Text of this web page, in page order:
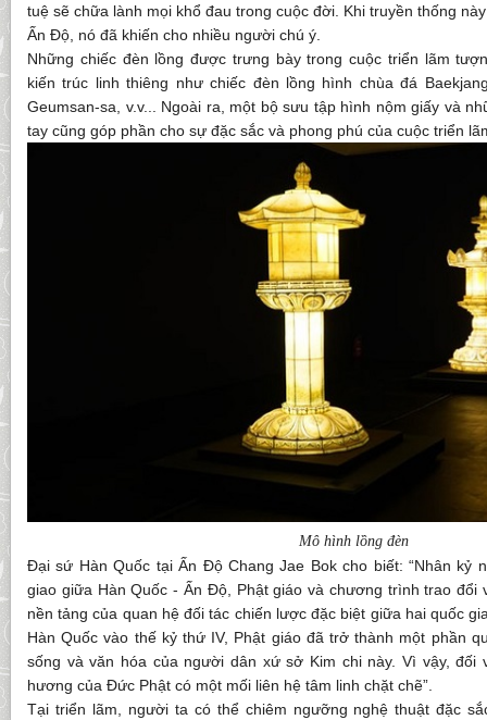
tuệ sẽ chữa lành mọi khổ đau trong cuộc đời. Khi truyền thống
Ấn Độ, nó đã khiến cho nhiều người chú ý.
Những chiếc đèn lồng được trưng bày trong cuộc triển lãm
kiến trúc linh thiêng như chiếc đèn lồng hình chùa đá
Geumsan-sa, v.v... Ngoài ra, một bộ sưu tập hình nộm giấy và
tay cũng góp phần cho sự đặc sắc và phong phú của cuộc triển
Mô hình lồng đèn
Đại sứ Hàn Quốc tại Ấn Độ Chang Jae Bok cho biết: “Nhân kỷ
giao giữa Hàn Quốc - Ấn Độ, Phật giáo và chương trình trao đổi
nền tảng của quan hệ đối tác chiến lược đặc biệt giữa hai quốc
Hàn Quốc vào thế kỷ thứ IV, Phật giáo đã trở thành một phần
sống và văn hóa của người dân xứ sở Kim chi này. Vì vậy, đối
hương của Đức Phật có một mối liên hệ tâm linh chặt chẽ”.
Tại triển lãm, người ta có thể chiêm ngưỡng nghệ thuật đặc